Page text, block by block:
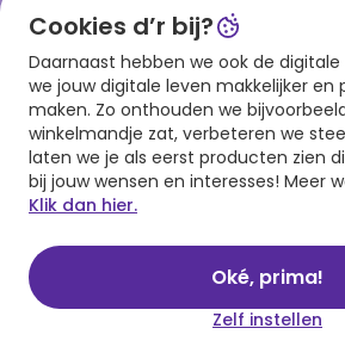
Download onze app
Cookies d’r bij?
Daarnaast hebben we ook de
we jouw digitale leven makkelijker en
maken. Zo onthouden we
winkelmandje zat, verbeteren we
laten we je als eerst producten zien
bij jouw wensen en interesses! Meer
Klik dan hier.
Oké, prima!
Zelf instellen